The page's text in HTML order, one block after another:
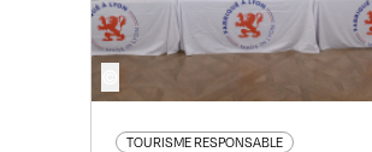
TOURISME RESPONSABLE